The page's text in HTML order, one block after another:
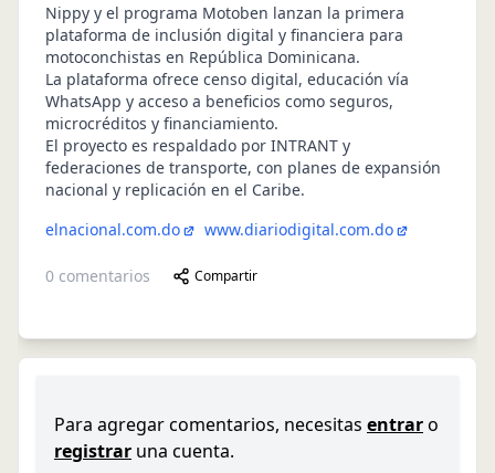
Nippy y el programa Motoben lanzan la primera
plataforma de inclusión digital y financiera para
motoconchistas en República Dominicana.
La plataforma ofrece censo digital, educación vía
WhatsApp y acceso a beneficios como seguros,
microcréditos y financiamiento.
El proyecto es respaldado por INTRANT y
federaciones de transporte, con planes de expansión
nacional y replicación en el Caribe.
elnacional.com.do
www.diariodigital.com.do
0 comentarios Compartir
Para agregar comentarios, necesitas entraro
registrar una cuenta.